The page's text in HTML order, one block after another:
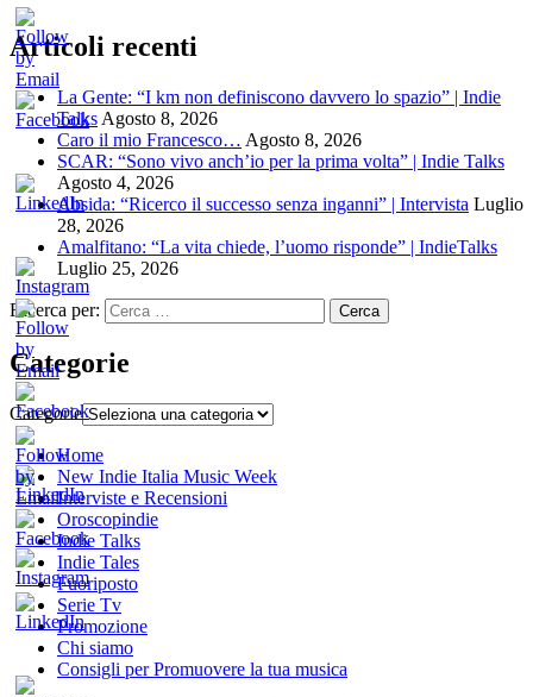
Articoli recenti
La Gente: “I km non definiscono davvero lo spazio” | Indie
Talks Agosto 8, 2026
Caro il mio Francesco… Agosto 8, 2026
SCAR: “Sono vivo anch’io per la prima volta” | Indie Talks
Agosto 4, 2026
Absida: “Ricerco il successo senza inganni” | Intervista Luglio
28, 2026
Amalfitano: “La vita chiede, l’uomo risponde” | IndieTalks
Luglio 25, 2026
Ricerca per:
Categorie
Categorie
Home
New Indie Italia Music Week
Interviste e Recensioni
Oroscopindie
Indie Talks
Indie Tales
Fuoriposto
Serie Tv
Promozione
Chi siamo
Consigli per Promuovere la tua musica